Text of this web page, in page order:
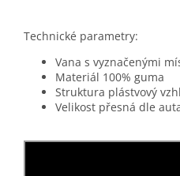
Technické parametry:
Vana s vyznačenými
Materiál 100% guma
Struktura plástvový
Velikost přesná dle